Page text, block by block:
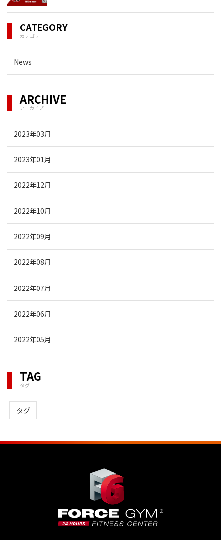
CATEGORY
カテゴリ
News
ARCHIVE
アーカイブ
2023年03月
2023年01月
2022年12月
2022年10月
2022年09月
2022年08月
2022年07月
2022年06月
2022年05月
TAG
タグ
タグ